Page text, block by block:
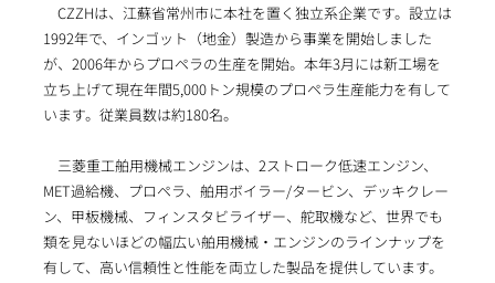
CZZHは、江蘇省常州市に本社を置く独立系企業です。設立は
1992年で、インゴット（地金）製造から事業を開始しました
が、2006年からプロペラの生産を開始。本年3月には新工場を
立ち上げて現在年間5,000トン規模のプロペラ生産能力を有して
います。従業員数は約180名。
三菱重工舶用機械エンジンは、2ストローク低速エンジン、
MET過給機、プロペラ、舶用ボイラー/タービン、デッキクレー
ン、甲板機械、フィンスタビライザー、舵取機など、世界でも
類を見ないほどの幅広い舶用機械・エンジンのラインナップを
有して、高い信頼性と性能を両立した製品を提供しています。